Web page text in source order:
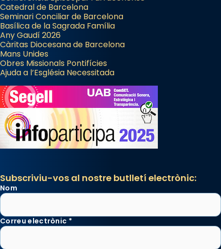
Catedral de Barcelona
Seminari Conciliar de Barcelona
Basílica de la Sagrada Família
Any Gaudí 2026
Càritas Diocesana de Barcelona
Mans Unides
Obres Missionals Pontifícies
Ajuda a l’Església Necessitada
Subscriviu-vos al nostre butlletí electrònic:
Nom
Correu electrònic *